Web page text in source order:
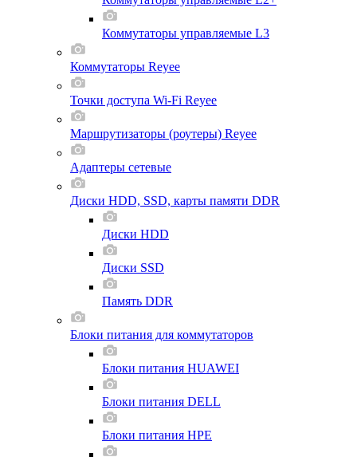
Коммутаторы управляемые L3
Коммутаторы Reyee
Точки доступа Wi-Fi Reyee
Маршрутизаторы (роутеры) Reyee
Адаптеры сетевые
Диски HDD, SSD, карты памяти DDR
Диски HDD
Диски SSD
Память DDR
Блоки питания для коммутаторов
Блоки питания HUAWEI
Блоки питания DELL
Блоки питания HPE